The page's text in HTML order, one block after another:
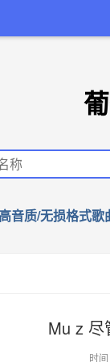
音质/无损格式
Mu z 尽
时